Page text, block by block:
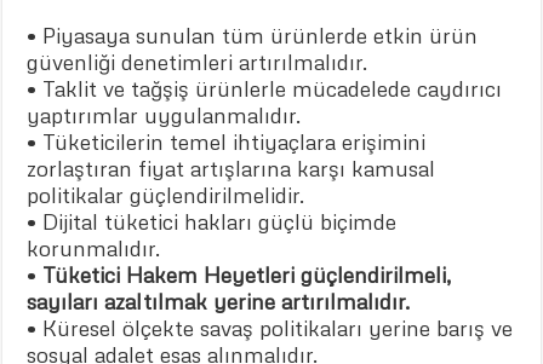
• Piyasaya sunulan tüm ürünlerde etkin ürün
güvenliği denetimleri artırılmalıdır.
• Taklit ve tağşiş ürünlerle mücadelede caydırıcı
yaptırımlar uygulanmalıdır.
• Tüketicilerin temel ihtiyaçlara erişimini
zorlaştıran fiyat artışlarına karşı kamusal
politikalar güçlendirilmelidir.
• Dijital tüketici hakları güçlü biçimde
korunmalıdır.
• Tüketici Hakem Heyetleri güçlendirilmeli,
sayıları azaltılmak yerine artırılmalıdır.
• Küresel ölçekte savaş politikaları yerine barış ve
sosyal adalet esas alınmalıdır.